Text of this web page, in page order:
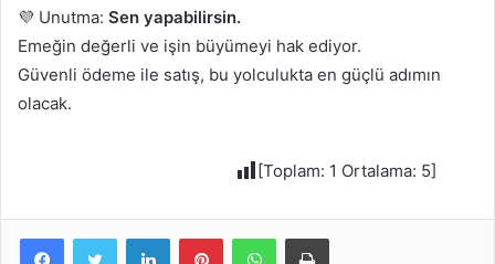
💜 Unutma: Sen yapabilirsin.
Emeğin değerli ve işin büyümeyi hak ediyor.
Güvenli ödeme ile satış, bu yolculukta en güçlü adımın
olacak.
[Toplam: 1 Ortalama: 5]
FacebookTwitter LinkedInPinterestWhatsAppYazdır